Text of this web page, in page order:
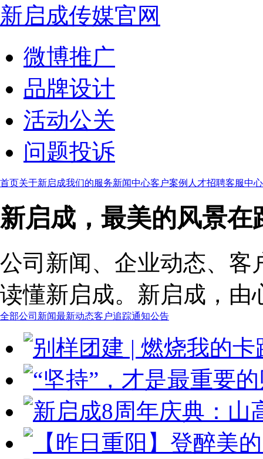
新启成传媒官网
微博推广
品牌设计
活动公关
问题投诉
首页关于新启成我们的服务新闻中心客户案例 人才招聘客服中心
新启成，最美的风景在
公司新闻、企业动态、客
读懂新启成。新启成，由
全部公司新闻最新动态客户追踪通知公告